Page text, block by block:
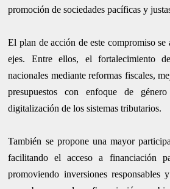
promoción de sociedades pacíficas y
El plan de acción de este compromiso
ejes. Entre ellos, el fortalecimiento
nacionales mediante reformas fiscales,
presupuestos con enfoque de
digitalización de los sistemas tributarios.
También se propone una mayor
facilitando el acceso a financiación
promoviendo inversiones responsables